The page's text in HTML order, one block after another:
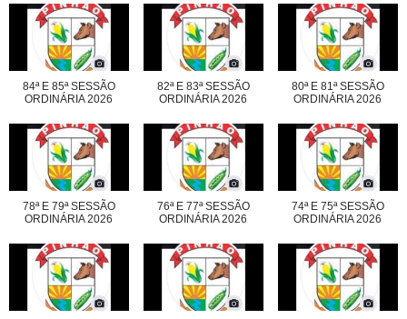
84ª E 85ª SESSÃO
ORDINÁRIA 2026
82ª E 83ª SESSÃO
ORDINÁRIA 2026
80ª E 81ª SESSÃO
ORDINÁRIA 2026
78ª E 79ª SESSÃO
ORDINÁRIA 2026
76ª E 77ª SESSÃO
ORDINÁRIA 2026
74ª E 75ª SESSÃO
ORDINÁRIA 2026